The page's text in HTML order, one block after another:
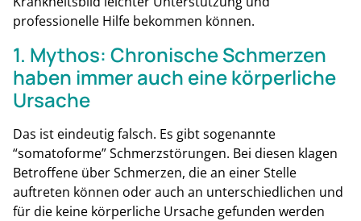
professionelle Hilfe bekommen können.
1. Mythos: Chronische Schmerzen
haben immer auch eine körperliche
Ursache
Das ist eindeutig falsch. Es gibt sogenannte
“somatoforme” Schmerzstörungen. Bei diesen klagen
Betroffene über Schmerzen, die an einer Stelle
auftreten können oder auch an unterschiedlichen und
für die keine körperliche Ursache gefunden werden